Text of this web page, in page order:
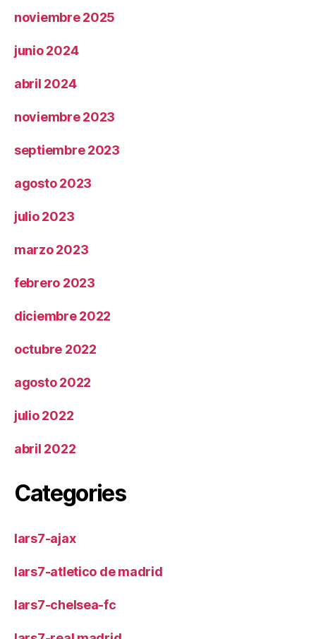
noviembre 2025
junio 2024
abril 2024
noviembre 2023
septiembre 2023
agosto 2023
julio 2023
marzo 2023
febrero 2023
diciembre 2022
octubre 2022
agosto 2022
julio 2022
abril 2022
Categories
lars7-ajax
lars7-atletico de madrid
lars7-chelsea-fc